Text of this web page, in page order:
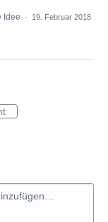
Idee ·
19. Februar 2018